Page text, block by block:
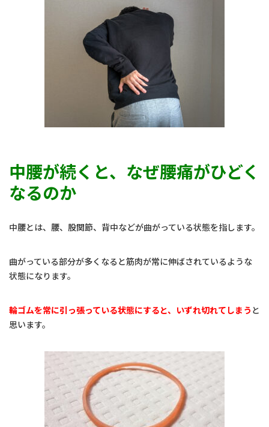
中腰が続くと、なぜ腰痛がひどく
なるのか
中腰とは、腰、股関節、背中などが曲がっている状態を指します。
曲がっている部分が多くなると筋肉が常に伸ばされているような
状態になります。
輪ゴムを常に引っ張っている状態にすると、いずれ切れてしまう と
思います。